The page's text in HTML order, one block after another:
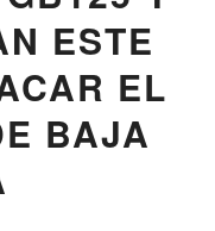
ESTE
EL
BAJA